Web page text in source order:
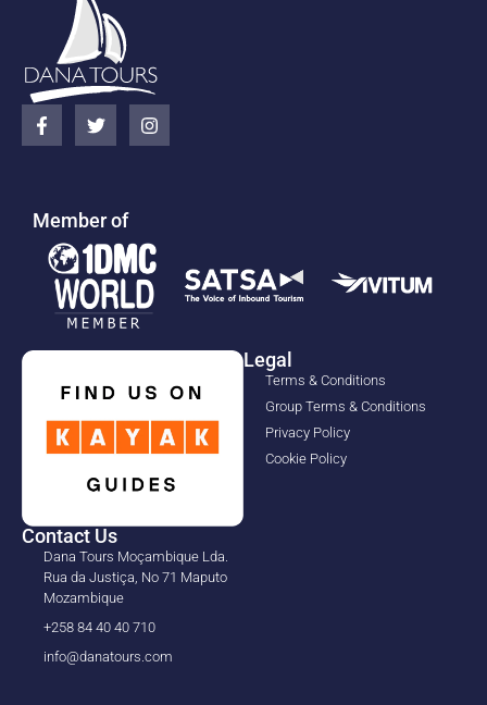
Member of
Legal
Terms & Conditions
Group Terms & Conditions
Privacy Policy
Cookie Policy
Contact Us
Dana Tours Moçambique Lda.
Rua da Justiça, No 71 Maputo
Mozambique
+258 84 40 40 710
info@danatours.com